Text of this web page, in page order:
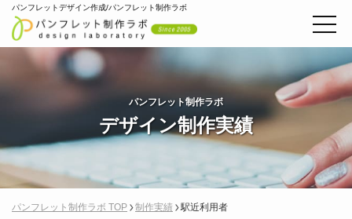
パンフレットデザイン作成/パンフレット制作ラボ
パンフレット制作ラボ
デザイン制作実績
パンフレット制作ラボ TOP 制作実績 駅近利用者